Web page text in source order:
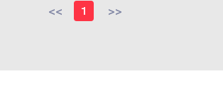
<< 1 >>